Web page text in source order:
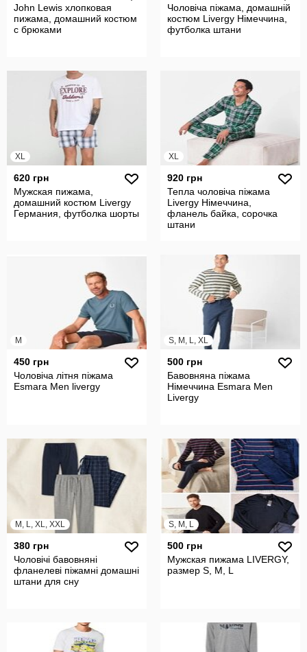
John Lewis хлопковая
пижама, домашний костюм
с брюками
Чоловіча піжама, домашній
костюм Livergy Німеччина,
футболка штани
XL
620 грн
Мужская пижама,
домашний костюм Livergy
Германия, футболка шорты
XL
920 грн
Тепла чоловіча піжама
Livergy Німеччина,
фланель байка, сорочка
штани
M
450 грн
Чоловіча літня піжама
Esmara Men livergy
S, M, L, XL
500 грн
Бавовняна піжама
Німеччина Esmara Men
Livergy
M, L, XL, XXL
380 грн
Чоловічі бавовняні
фланелеві піжамні домашні
штани для сну
S, M, L
500 грн
Мужская пижама LIVERGY,
размер S, M, L